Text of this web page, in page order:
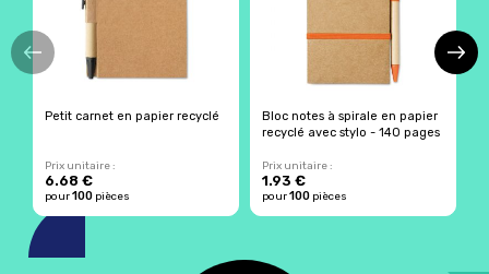
Petit carnet en papier recyclé
Prix unitaire :
6.68 €
pour100 pièces
Bloc notes à spirale en papier
recyclé avec stylo - 140 pages
Prix unitaire :
1.93 €
pour100 pièces